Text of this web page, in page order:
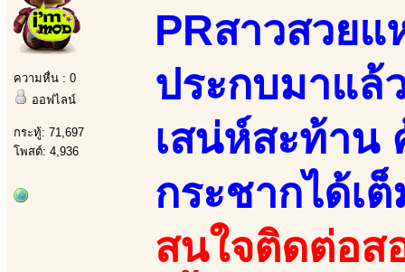
ความหื่น : 0
ออฟไลน์
กระทู้: 71,697
โพสต์: 4,936
PRสาวสวย
ประกบมาแล้
เสน่ห์สะท้าน
กระชากได้เ
สนใจติดต่อส